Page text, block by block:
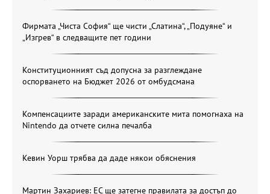
Фирмата „Чиста София“ ще чисти „Слатина“, „Подуяне“ и
„Изгрев“ в следващите пет години
Конституционният съд допусна за разглеждане
оспорването на Бюджет 2026 от омбудсмана
Компенсациите заради американските мита помогнаха на
Nintendo да отчете силна печалба
Кевин Уорш трябва да даде някои обяснения
Мартин Захариев: ЕС ще затегне правилата за достъп до